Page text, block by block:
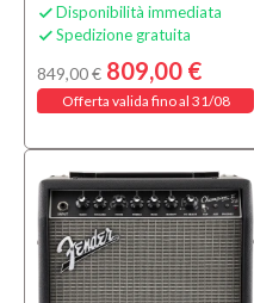
 Disponibilità immediata
 Spedizione gratuita
849,00 € 809,00 €
Offerta valida fino al 31/08
OFFERTA